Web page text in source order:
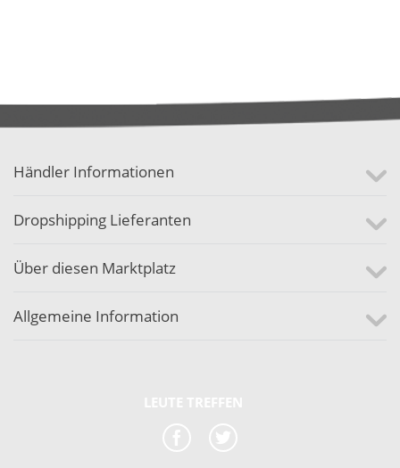
Händler Informationen
Dropshipping Lieferanten
Über diesen Marktplatz
Allgemeine Information